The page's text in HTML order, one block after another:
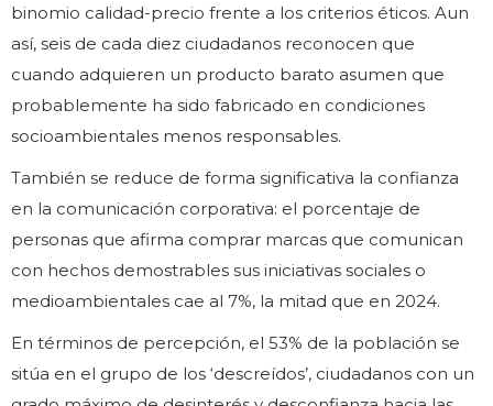
binomio calidad-precio frente a los criterios éticos. Aun
así, seis de cada diez ciudadanos reconocen que
cuando adquieren un producto barato asumen que
probablemente ha sido fabricado en condiciones
socioambientales menos responsables.
También se reduce de forma significativa la confianza
en la comunicación corporativa: el porcentaje de
personas que afirma comprar marcas que comunican
con hechos demostrables sus iniciativas sociales o
medioambientales cae al 7%, la mitad que en 2024.
En términos de percepción, el 53% de la población se
sitúa en el grupo de los ‘descreídos’, ciudadanos con un